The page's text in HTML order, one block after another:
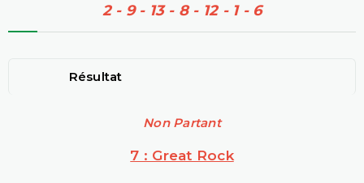
2 - 9 - 13 - 8 - 12 - 1 - 6
Résultat
Non Partant
7 : Great Rock